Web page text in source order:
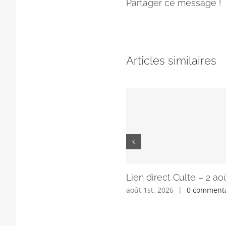
Partager ce message !
Articles similaires
Lien direct Culte – 2
août 1st, 2026 | 0